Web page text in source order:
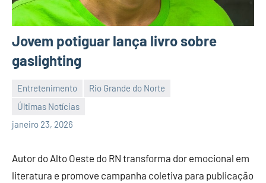
Jovem potiguar lança livro sobre
gaslighting
Entretenimento
Rio Grande do Norte
Últimas Notícias
janeiro 23, 2026
Habyner
Lima
Nenhum
Comentário
Autor do Alto Oeste do RN transforma dor emocional em
literatura e promove campanha coletiva para publicação